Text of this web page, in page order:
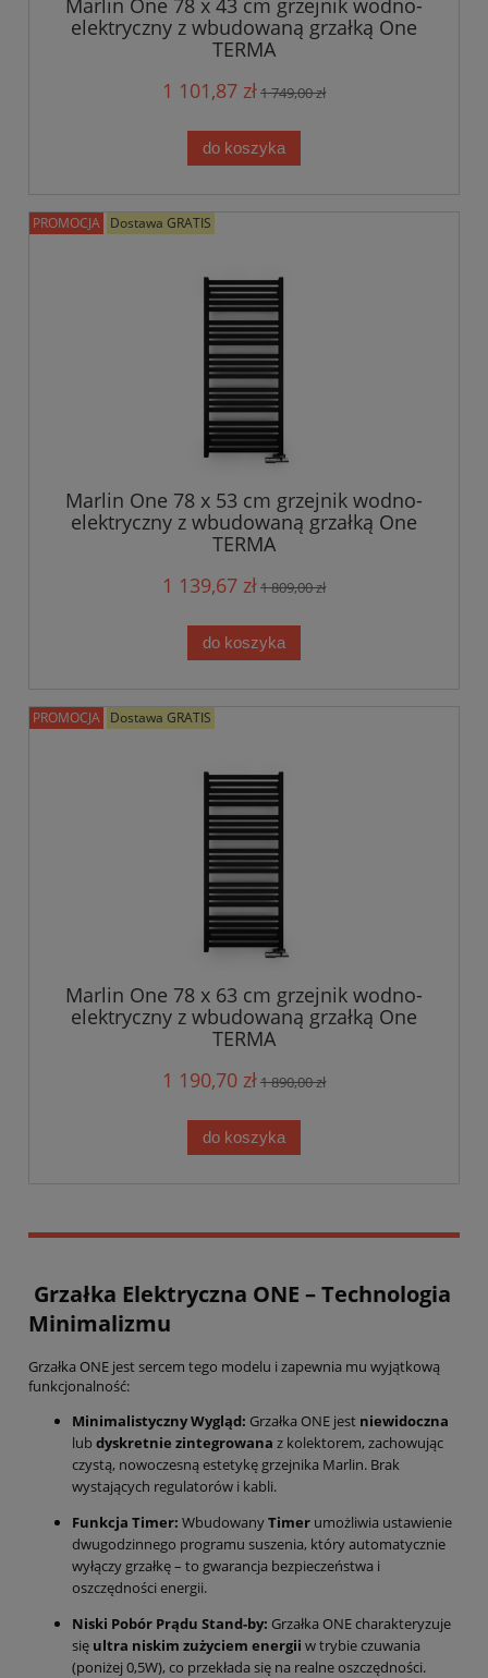
Marlin One 78 x 43 cm grzejnik wodno-
elektryczny z wbudowaną grzałką One
TERMA
1 101,87 zł1 749,00 zł
do koszyka
Marlin One 78 x 53 cm grzejnik wodno-
elektryczny z wbudowaną grzałką One
TERMA
1 139,67 zł1 809,00 zł
do koszyka
PROMOCJA Dostawa GRATIS
Marlin One 78 x 63 cm grzejnik wodno-
elektryczny z wbudowaną grzałką One
TERMA
1 190,70 zł1 890,00 zł
do koszyka
PROMOCJA Dostawa GRATIS
Grzałka Elektryczna ONE – Technologia
Minimalizmu
Grzałka ONE jest sercem tego modelu i zapewnia mu wyjątkową
funkcjonalność:
Minimalistyczny Wygląd: Grzałka ONE jest niewidoczna
lubdyskretnie zintegrowana z kolektorem, zachowując
czystą, nowoczesną estetykę grzejnika Marlin. Brak
wystających regulatorów i kabli.
Funkcja Timer: WbudowanyTimer umożliwia ustawienie
dwugodzinnego programu suszenia, który automatycznie
wyłączy grzałkę – to gwarancja bezpieczeństwa i
oszczędności energii.
Niski Pobór Prądu Stand-by: Grzałka ONE charakteryzuje
się ultra niskim zużyciem energii w trybie czuwania
(poniżej 0,5W), co przekłada się na realne oszczędności.